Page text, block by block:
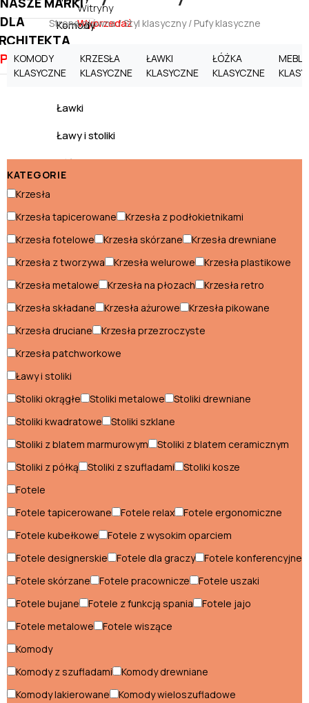
Witryny
Wyprzedaż
Komody
Kredensy
Krzesła
Ławki
Ławy i stoliki
Łóżka
Meble RTV
Meblościanki
Narożniki
Półki
Pufy
Regały
Sofy
Stoły
Szafki nocne
Szezlongi
Wieszaki
Witryny
Wyprzedaż
Pomieszczenia
Jadalnia
DLA
PROMOCJE
Strona główna/Styl klasyczny/ Pufy klasyczne
KOMODY
KLASYCZNE
KRZESŁA
KLASYCZNE
ŁAWKI
KLASYCZNE
ŁÓŻKA
KLASYCZNE
KATEGORIE
Krzesła
Krzesła tapicerowane
Krzesła z podłokietnikami
Krzesła fotelowe
Krzesła skórzane
Krzesła drewniane
Krzesła z tworzywa
Krzesła welurowe
Krzesła plastikowe
Krzesła metalowe
Krzesła na płozach
Krzesła retro
Krzesła składane
Krzesła ażurowe
Krzesła pikowane
Krzesła druciane
Krzesła przezroczyste
Krzesła patchworkowe
Ławy i stoliki
Stoliki okrągłe
Stoliki metalowe
Stoliki drewniane
Stoliki kwadratowe
Stoliki szklane
Stoliki z blatem marmurowym
Stoliki z blatem ceramicznym
Stoliki z półką
Stoliki z szufladami
Stoliki kosze
Fotele
Fotele tapicerowane
Fotele relax
Fotele ergonomiczne
Fotele kubełkowe
Fotele z wysokim oparciem
Fotele designerskie
Fotele dla graczy
Fotele konferencyjne
Fotele skórzane
Fotele pracownicze
Fotele uszaki
Fotele bujane
Fotele z funkcją spania
Fotele jajo
Fotele metalowe
Fotele wiszące
Komody
Komody z szufladami
Komody drewniane
Komody lakierowane
Komody wieloszufladowe